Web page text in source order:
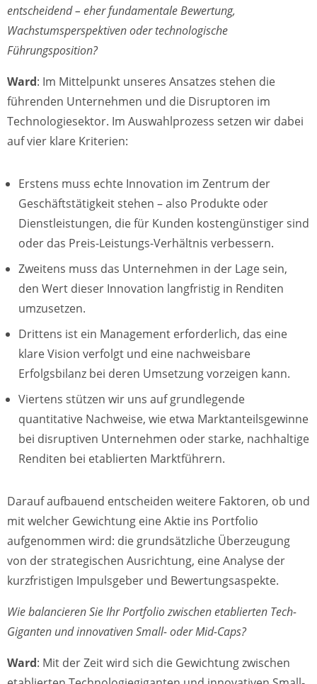
entscheidend – eher fundamentale Bewertung,
Wachstumsperspektiven oder technologische
Führungsposition?
Ward: Im Mittelpunkt unseres Ansatzes stehen die
führenden Unternehmen und die Disruptoren im
Technologiesektor. Im Auswahlprozess setzen wir dabei
auf vier klare Kriterien:
Erstens muss echte Innovation im Zentrum der
Geschäftstätigkeit stehen – also Produkte oder
Dienstleistungen, die für Kunden kostengünstiger sind
oder das Preis-Leistungs-Verhältnis verbessern.
Zweitens muss das Unternehmen in der Lage sein,
den Wert dieser Innovation langfristig in Renditen
umzusetzen.
Drittens ist ein Management erforderlich, das eine
klare Vision verfolgt und eine nachweisbare
Erfolgsbilanz bei deren Umsetzung vorzeigen kann.
Viertens stützen wir uns auf grundlegende
quantitative Nachweise, wie etwa Marktanteilsgewinne
bei disruptiven Unternehmen oder starke, nachhaltige
Renditen bei etablierten Marktführern.
Darauf aufbauend entscheiden weitere Faktoren, ob und
mit welcher Gewichtung eine Aktie ins Portfolio
aufgenommen wird: die grundsätzliche Überzeugung
von der strategischen Ausrichtung, eine Analyse der
kurzfristigen Impulsgeber und Bewertungsaspekte.
Wie balancieren Sie Ihr Portfolio zwischen etablierten Tech-
Giganten und innovativen Small- oder Mid-Caps?
Ward: Mit der Zeit wird sich die Gewichtung zwischen